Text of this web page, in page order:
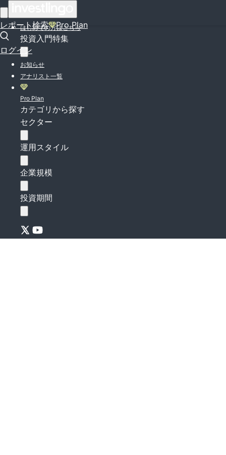
レポート検索 Pro Plan
ログイン
はじめての方はこちら
投資入門特集
お知らせ
アナリスト一覧
Pro Plan
カテゴリから探す
セクター
運用スタイル
企業規模
投資期間